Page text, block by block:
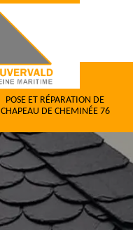
POSE ET RÉPARATION DE
CHAPEAU DE CHEMINÉE 76